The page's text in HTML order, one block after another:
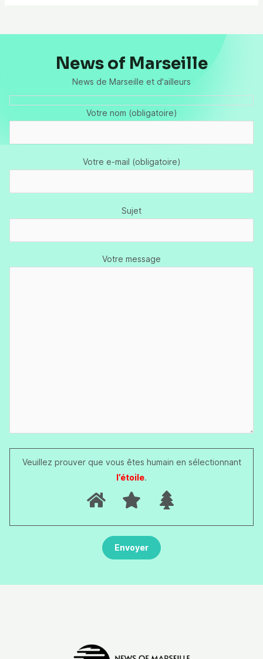
News of Marseille
News de Marseille et d'ailleurs
Votre nom (obligatoire)
Votre e-mail (obligatoire)
Sujet
Votre message
Veuillez prouver que vous êtes humain en sélectionnant
l’étoile.